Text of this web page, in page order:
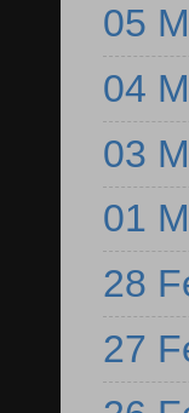
05
04
03
01
28
27